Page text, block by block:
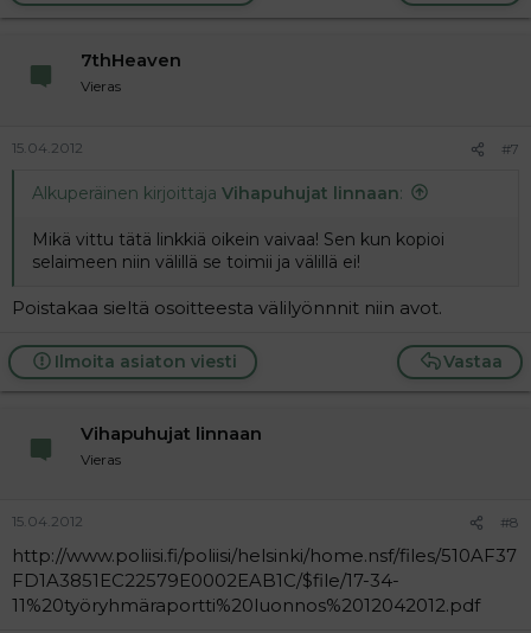
7thHeaven
Vieras
15.04.2012 #7
Alkuperäinen kirjoittaja Vihapuhujat linnaan:
Mikä vittu tätä linkkiä oikein vaivaa! Sen kun kopioi
selaimeen niin välillä se toimii ja välillä ei!
Poistakaa sieltä osoitteesta välilyönnnit niin avot.
Vastaa
Ilmoita asiaton viesti
Vihapuhujat linnaan
Vieras
15.04.2012 #8
http://www.poliisi.fi/poliisi/helsinki/home.nsf/files/510AF37
FD1A3851EC22579E0002EAB1C/$file/17-34-
11%20työryhmäraportti%20luonnos%2012042012.pdf